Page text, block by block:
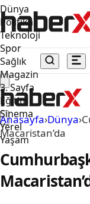
Dünya
Politika
Teknoloji
Spor
Sağlık
Magazin
3. Sayfa
Eğitim
Sinema
Yerel
Yaşam
Anasayfa›Dünya›
Macaristan’da